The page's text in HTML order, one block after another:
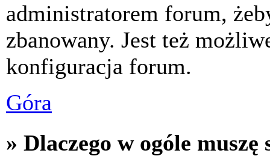
administratorem forum,
zbanowany. Jest też
konfiguracja forum.
Góra
» Dlaczego w ogóle